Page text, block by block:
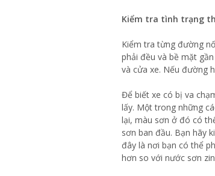
Kiểm tra tình trạng
Kiểm tra từng đường
phải đều và bề mặt
và cửa xe. Nếu đường
Để biết xe có bị va
lấy. Một trong những
lại, màu sơn ở đó có
sơn ban đầu. Bạn hãy
đây là nơi bạn có thể
hơn so với nước sơn